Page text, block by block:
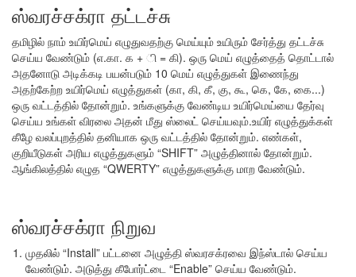
ஸ்வரச்சக்ரா தட்டச்சு
தமிழில் நாம் உயிர்மெய் எழுதுவதற்கு மெய்யும் உயிரும் சேர்த்து தட்டச்சு
செய்ய வேண்டும் (எ.கா. க + ி = கி). ஒரு மெய் எழுத்தைத் தொட்டால்
அதனோடு அடிக்கடி பயன்படும் 10 மெய் எழுத்துகள் இணைந்து
அதற்கேற்ற உயிர்மெய் எழுத்துகள் (கா, கி, கீ, கு, கூ, கெ, கே, கை...)
ஒரு வட்டத்தில் தோன்றும். உங்களுக்கு வேண்டிய உயிர்மெய்யை தேர்வு
செய்ய உங்கள் விரலை அதன் மீது ஸ்லைட் செய்யவும்.உயிர் எழுத்துக்கள்
கீழே வலப்புறத்தில் தனியாக ஒரு வட்டத்தில் தோன்றும். எண்கள்,
குறியீடுகள் அரிய எழுத்துகளும் “SHIFT” அழுத்தினால் தோன்றும்.
ஆங்கிலத்தில் எழுத “QWERTY” எழுத்துகளுக்கு மாற வேண்டும்.
ஸ்வரச்சக்ரா நிறுவ
முதலில் “Install” பட்டனை அழுத்தி ஸ்வரசக்ரவை இந்‌ஸ்டால் செய்ய
வேண்டும். அடுத்து கீபோர்ட்டை “Enable” செய்ய வேண்டும்.